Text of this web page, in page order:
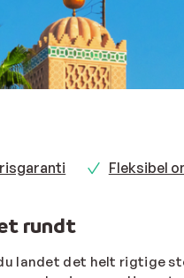
Fleksibel
rundt
landet det helt rigtige